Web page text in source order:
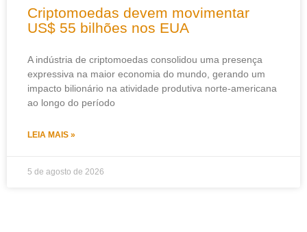
Criptomoedas devem movimentar
US$ 55 bilhões nos EUA
A indústria de criptomoedas consolidou uma presença
expressiva na maior economia do mundo, gerando um
impacto bilionário na atividade produtiva norte-americana
ao longo do período
LEIA MAIS »
5 de agosto de 2026